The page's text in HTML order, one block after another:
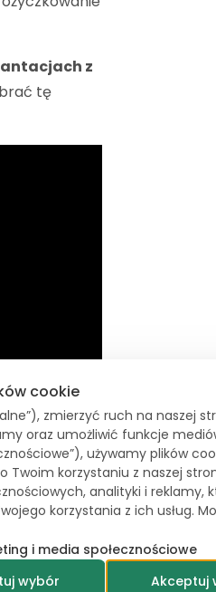
z
tę
przemysł
cookie
zmierzyć ruch na naszej
oraz umożliwić funkcje
używamy plików
Twoim korzystaniu z naszej
analityki i reklamy,
korzystania z ich usług.
i media społecznościowe
wybór Akceptuj